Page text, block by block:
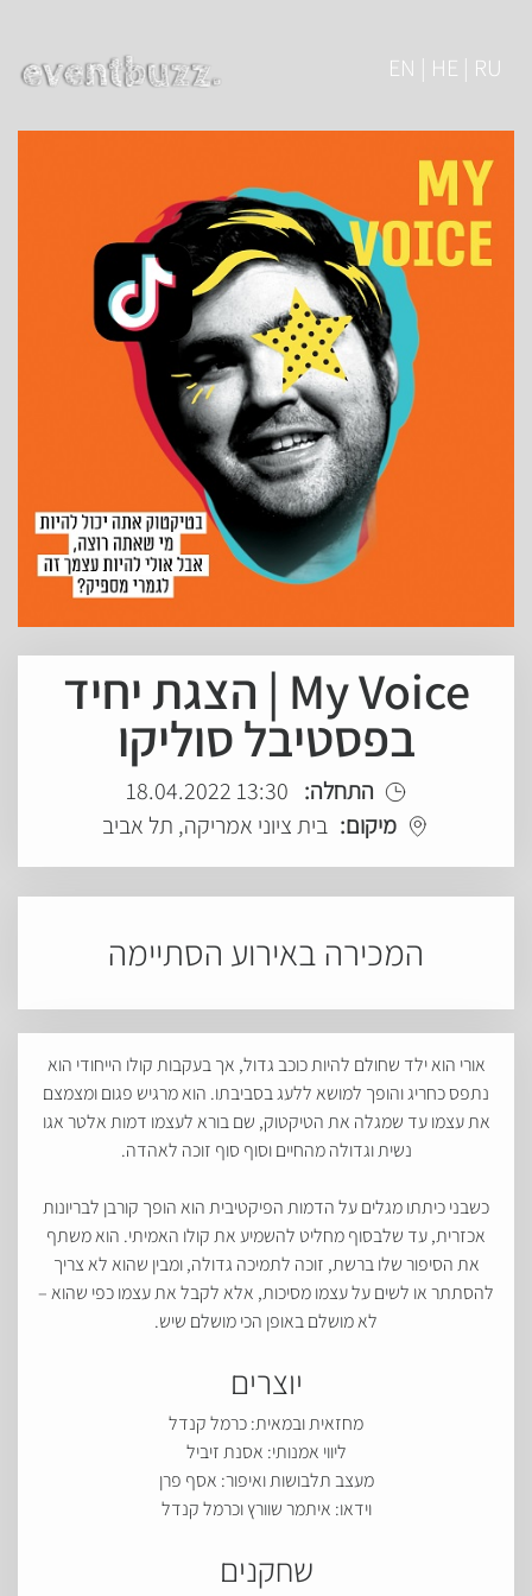
EN | HE | RU
My Voice | הצגת יחיד
בפסטיבל סוליקו
התחלה: 13:30 18.04.2022
מיקום: בית ציוני אמריקה, תל אביב
המכירה באירוע הסתיימה
אורי הוא ילד שחולם להיות כוכב גדול, אך בעקבות קולו הייחודי הוא
נתפס כחריג והופך למושא ללעג בסביבתו. הוא מרגיש פגום ומצמצם
את עצמו עד שמגלה את הטיקטוק, שם בורא לעצמו דמות אלטר אגו
נשית וגדולה מהחיים וסוף סוף זוכה לאהדה.
כשבני כיתתו מגלים על הדמות הפיקטיבית הוא הופך קורבן לבריונות
אכזרית, עד שלבסוף מחליט להשמיע את קולו האמיתי. הוא משתף
את הסיפור שלו ברשת, זוכה לתמיכה גדולה, ומבין שהוא לא צריך
להסתתר או לשים על עצמו מסיכות, אלא לקבל את עצמו כפי שהוא –
לא מושלם באופן הכי מושלם שיש.
יוצרים
מחזאית ובמאית: כרמל קנדל
ליווי אמנותי: אסנת זיביל
מעצב תלבושות ואיפור: אסף פרן
וידאו: איתמר שוורץ וכרמל קנדל
שחקנים